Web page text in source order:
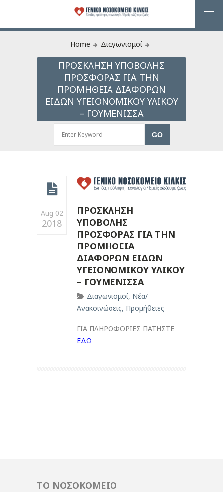
Home Διαγωνισμοί
ΠΡΟΣΚΛΗΣΗ ΥΠΟΒΟΛΗΣ
ΠΡΟΣΦΟΡΑΣ ΓΙΑ ΤΗΝ
ΠΡΟΜΗΘΕΙΑ ΔΙΑΦΟΡΩΝ
ΕΙΔΩΝ ΥΓΕΙΟΝΟΜΙΚΟΥ ΥΛΙΚΟΥ
– ΓΟΥΜΕΝΙΣΣΑ
Aug 02
2018
ΠΡΟΣΚΛΗΣΗ
ΥΠΟΒΟΛΗΣ
ΠΡΟΣΦΟΡΑΣ ΓΙΑ ΤΗΝ
ΠΡΟΜΗΘΕΙΑ
ΔΙΑΦΟΡΩΝ ΕΙΔΩΝ
ΥΓΕΙΟΝΟΜΙΚΟΥ ΥΛΙΚΟΥ
– ΓΟΥΜΕΝΙΣΣΑ
Διαγωνισμοί, Νέα/
Ανακοινώσεις, Προμήθειες
ΓΙΑ ΠΛΗΡΟΦΟΡΙΕΣ ΠΑΤΗΣΤΕ
ΕΔΩ
ΤΟ ΝΟΣΟΚΟΜΕΙΟ